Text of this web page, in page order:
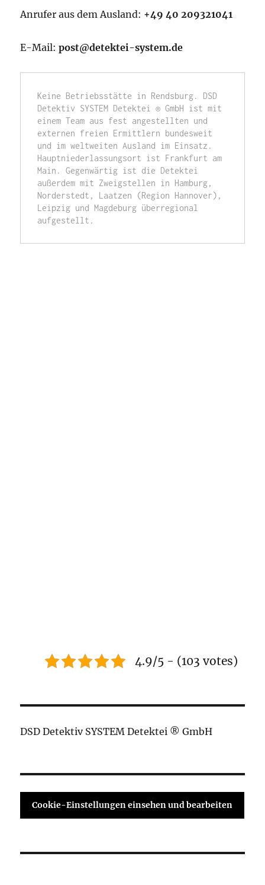
Anrufer aus dem Ausland: +49 40 209321041
E-Mail:post@detektei-system.de
Keine Betriebsstätte in Rendsburg. DSD
Detektiv SYSTEM Detektei ® GmbH ist mit
einem Team aus fest angestellten und
externen freien Ermittlern bundesweit
und im weltweiten Ausland im Einsatz.
Hauptniederlassungsort ist Frankfurt am
Main. Gegenwärtig ist die Detektei
außerdem mit Zweigstellen in Hamburg,
Norderstedt, Laatzen (Region Hannover),
Leipzig und Magdeburg überregional
aufgestellt.
4.9/5 - (103 votes)
DSD Detektiv SYSTEM Detektei ® GmbH
Cookie-Einstellungen einsehen und bearbeiten